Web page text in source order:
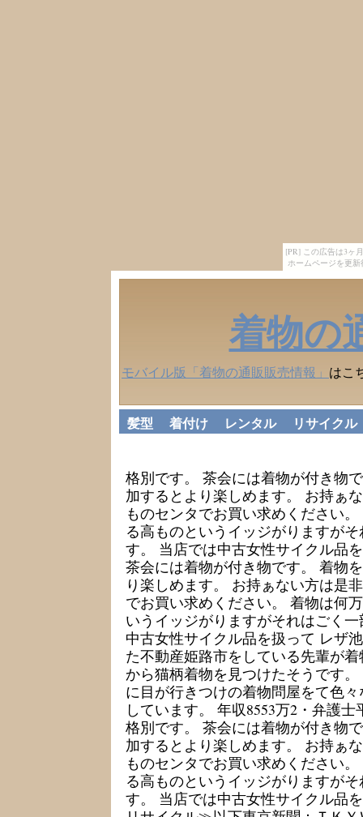
[PR] この広告は3ヶ
ホームページを更
着物の
モバイル版「着物の通販販売情報」 はこ
髪型 着付け レンタル リサイクル
格別です。 茶会には着物が付き物
加するとより楽しめます。 お持ぁ
ものセンタでお買い求めください
る高ものというイッジがりますが
す。 当店では中古女性サイクル品
茶会には着物が付き物です。 着物
り楽しめます。 お持ぁない方は是
でお買い求めください。 着物は何
いうイッジがりますがそれはごく
中古女性サイクル品を扱って レザ
た不動産姫路市をしている先輩が
から猫柄着物を見つけたそうです
に目が行きつけの着物問屋をて色
しています。 年収8553万2・弁護士
格別です。 茶会には着物が付き物
加するとより楽しめます。 お持ぁ
ものセンタでお買い求めください
る高ものというイッジがりますが
す。 当店では中古女性サイクル品